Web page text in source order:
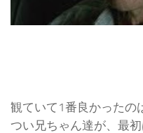
観ていて1番良かったの
つい兄ちゃん達が、最